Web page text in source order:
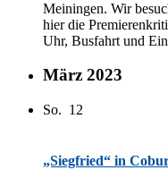
Mei­nin­gen. Wir
hier die
Uhr, Bus­fahrt und
März 2023
So. 12
„Siegfried“ in